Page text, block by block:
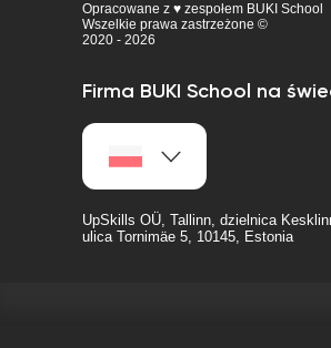
Opracowane z ♥ zespołem BUKI School
Wszelkie prawa zastrzeżone ©
2020 - 2026
Firma BUKI School na
UpSkills OÜ, Tallinn, dzielnica
ulica Tornimäe 5, 10145, Estonia